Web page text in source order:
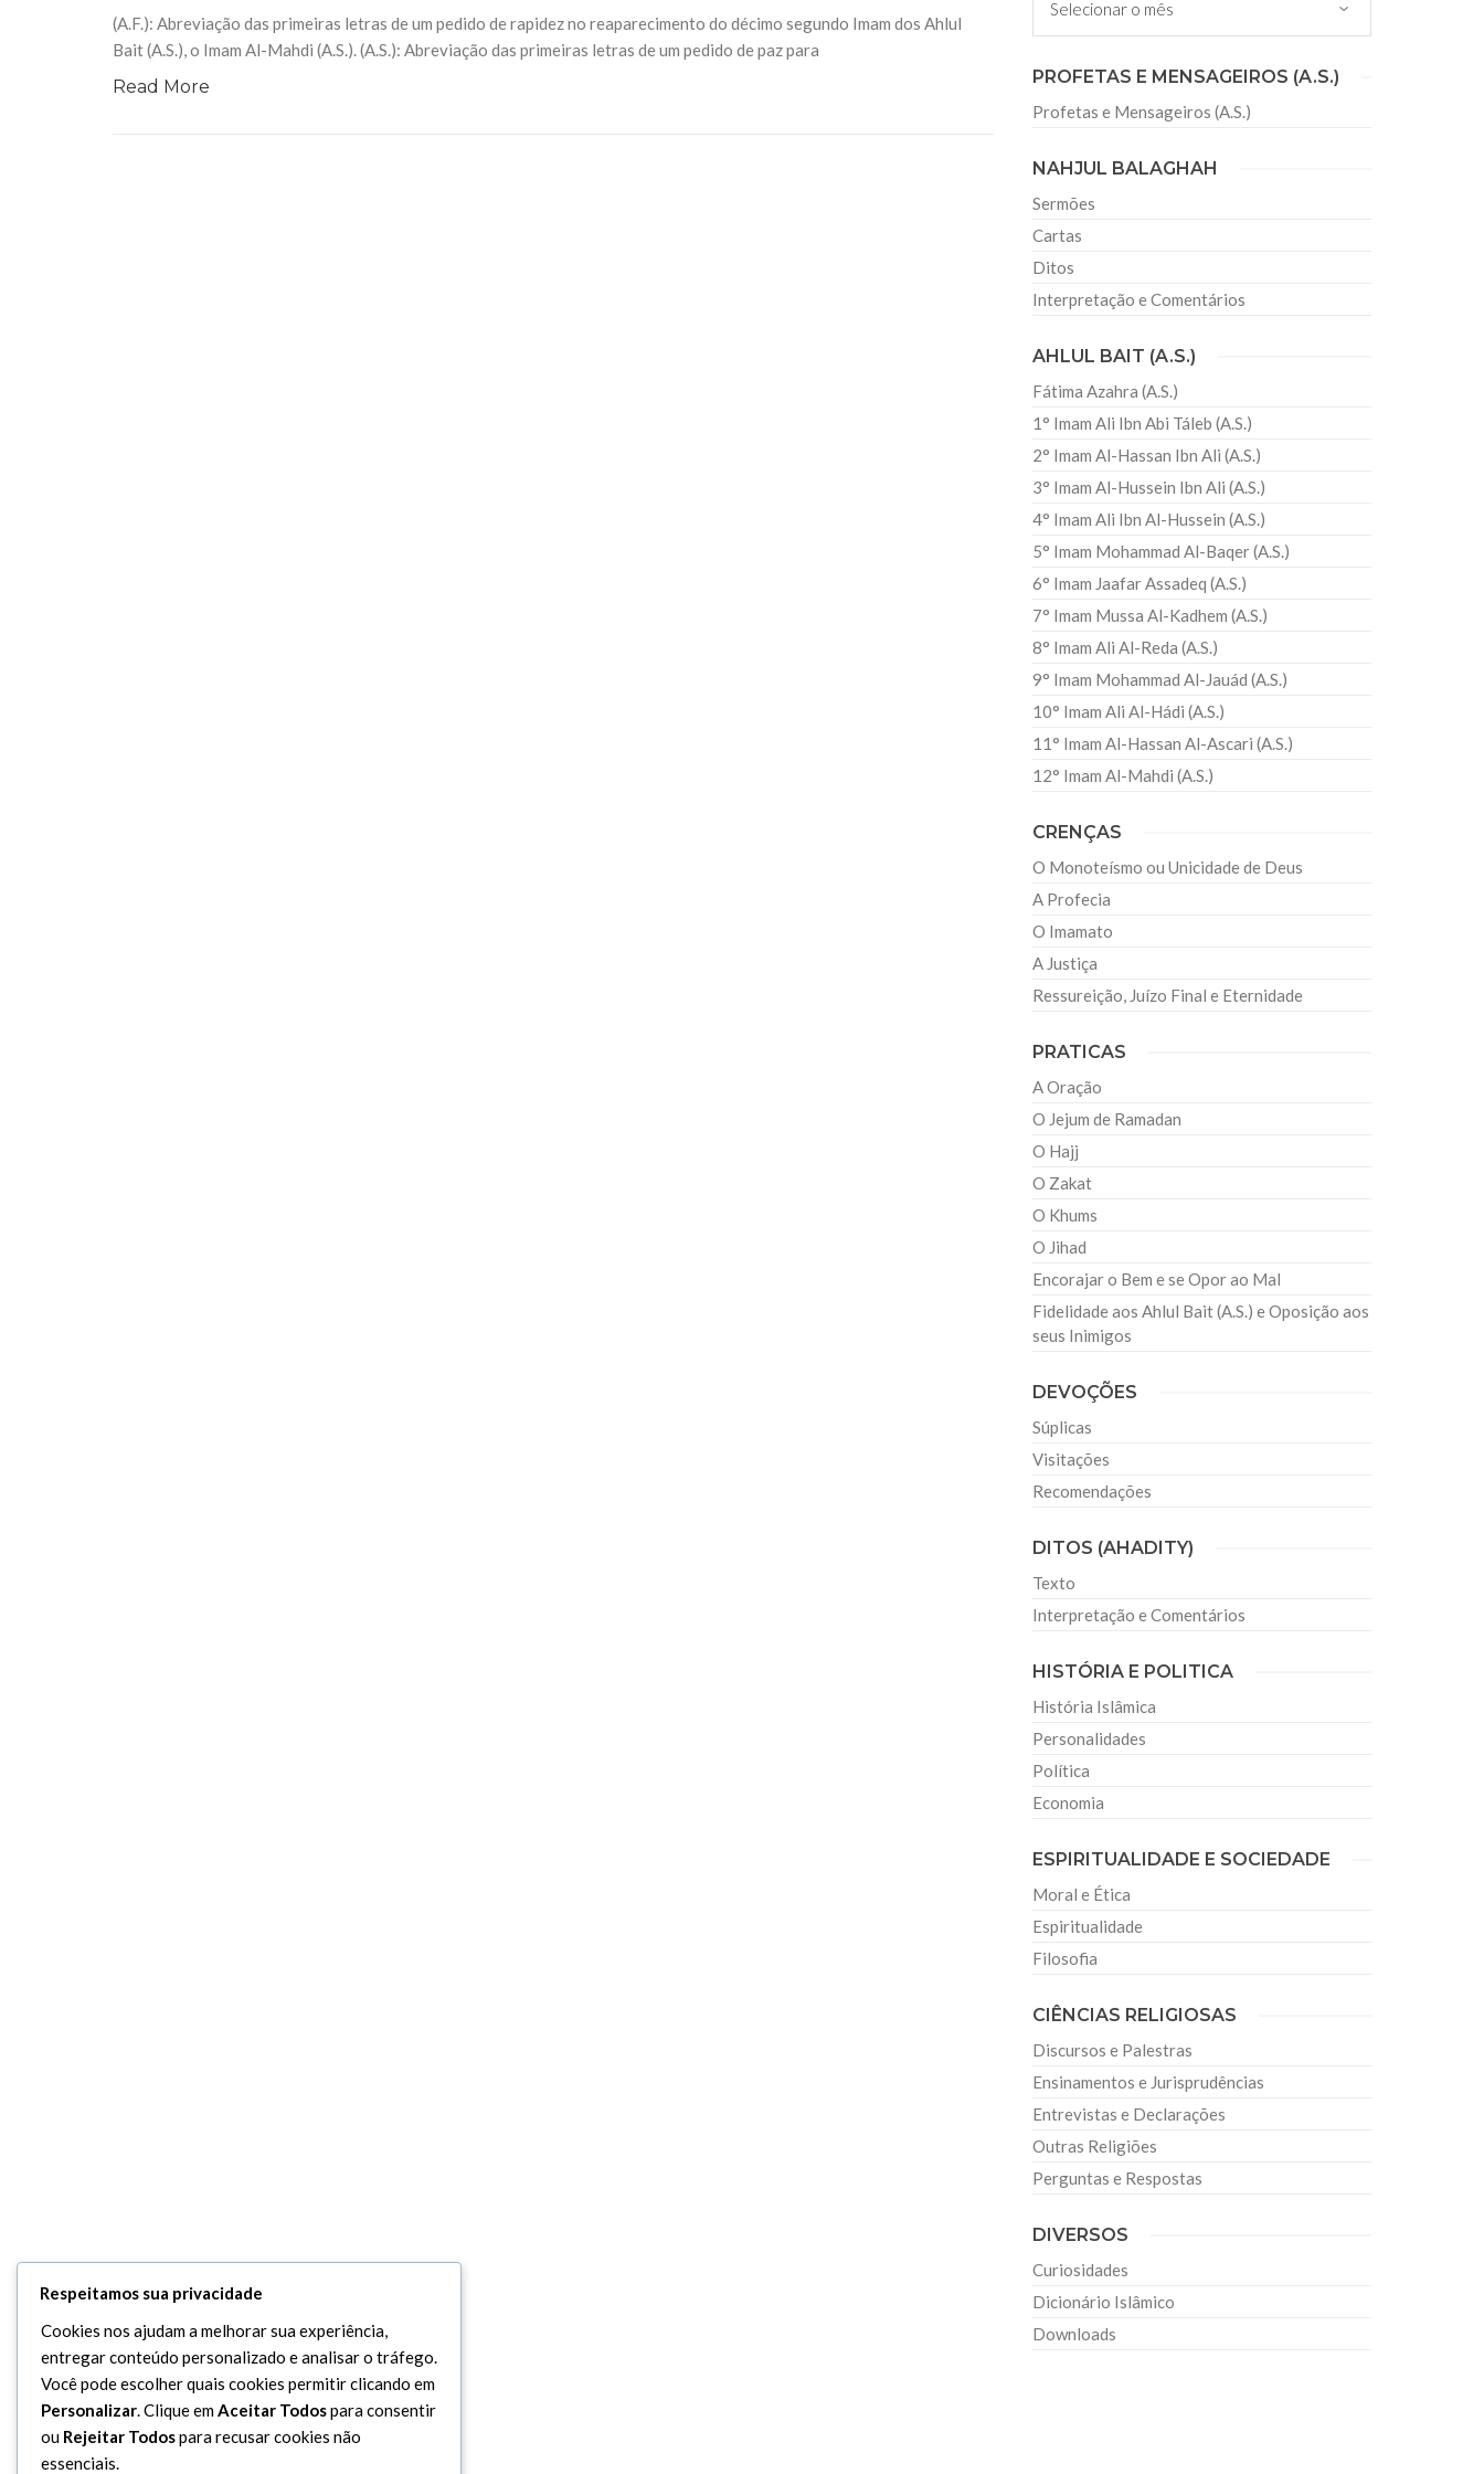
(A.F.): Abreviação das primeiras letras de um pedido de rapidez no reaparecimento do décimo segundo Imam dos Ahlul
Bait (A.S.), o Imam Al-Mahdi (A.S.). (A.S.): Abreviação das primeiras letras de um pedido de paz para
Read More PROFETAS E MENSAGEIROS (A.S.)
Profetas e Mensageiros (A.S.)
NAHJUL BALAGHAH
Sermões
Cartas
Ditos
Interpretação e Comentários
AHLUL BAIT (A.S.)
Fátima Azahra (A.S.)
1° Imam Ali Ibn Abi Táleb (A.S.)
2° Imam Al-Hassan Ibn Ali (A.S.)
3° Imam Al-Hussein Ibn Ali (A.S.)
4° Imam Ali Ibn Al-Hussein (A.S.)
5° Imam Mohammad Al-Baqer (A.S.)
6° Imam Jaafar Assadeq (A.S.)
7° Imam Mussa Al-Kadhem (A.S.)
8° Imam Ali Al-Reda (A.S.)
9° Imam Mohammad Al-Jauád (A.S.)
10° Imam Ali Al-Hádi (A.S.)
11° Imam Al-Hassan Al-Ascari (A.S.)
12° Imam Al-Mahdi (A.S.)
CRENÇAS
O Monoteísmo ou Unicidade de Deus
A Profecia
O Imamato
A Justiça
Ressureição, Juízo Final e Eternidade
PRATICAS
A Oração
O Jejum de Ramadan
O Hajj
O Zakat
O Khums
O Jihad
Encorajar o Bem e se Opor ao Mal
Fidelidade aos Ahlul Bait (A.S.) e Oposição aos
seus Inimigos
DEVOÇÕES
Súplicas
Visitações
Recomendações
DITOS (AHADITY)
Texto
Interpretação e Comentários
HISTÓRIA E POLITICA
História Islâmica
Personalidades
Política
Economia
ESPIRITUALIDADE E SOCIEDADE
Moral e Ética
Espiritualidade
Filosofia
CIÊNCIAS RELIGIOSAS
Discursos e Palestras
Ensinamentos e Jurisprudências
Entrevistas e Declarações
Outras Religiões
Perguntas e Respostas
DIVERSOS
Curiosidades
Dicionário Islâmico
Downloads
Respeitamos sua privacidade
Cookies nos ajudam a melhorar sua experiência,
entregar conteúdo personalizado e analisar o tráfego.
Você pode escolher quais cookies permitir clicando em
Personalizar. Clique emAceitar Todospara consentir
ou Rejeitar Todospara recusar cookies não
essenciais.